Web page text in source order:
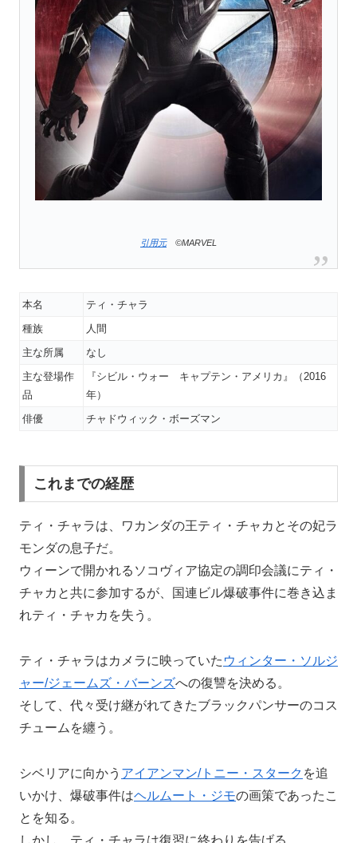
引用元©MARVEL
本名
ティ・チャラ
種族
人間
主な所属
なし
主な登場作
品
『シビル・ウォー キャプテン・アメリカ』（2016
年）
俳優
チャドウィック・ボーズマン
これまでの経歴
ティ・チャラは、ワカンダの王ティ・チャカとその妃ラ
モンダの息子だ。
ウィーンで開かれるソコヴィア協定の調印会議にティ・
チャカと共に参加するが、国連ビル爆破事件に巻き込ま
れティ・チャカを失う。
ティ・チャラはカメラに映っていた ウィンター・ソルジ
ャー/ジェームズ・バーンズへの復讐を決める。
そして、代々受け継がれてきたブラックパンサーのコス
チュームを纏う。
シベリアに向かう アイアンマン/トニー・スターク を追
いかけ、爆破事件はヘルムート・ジモの画策であったこ
とを知る。
しかし、ティ・チャラは復習に終わりを告げる。